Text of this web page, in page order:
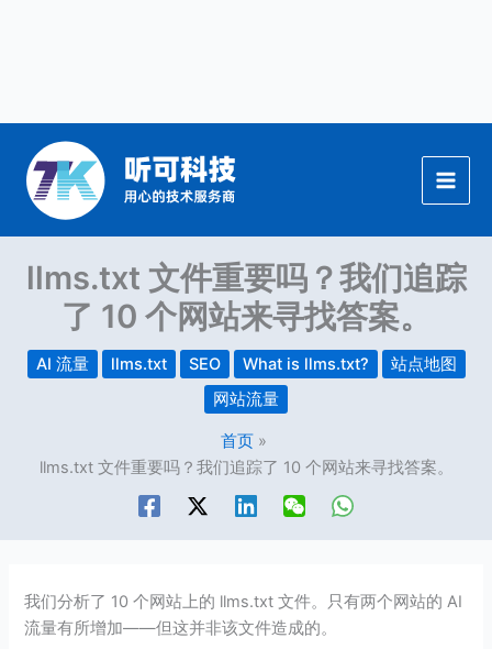
llms.txt 文件重要吗？我们追踪
了 10 个网站来寻找答案。
AI 流量 llms.txt SEO What is llms.txt?
站点地图
网站流量
首页
llms.txt 文件重要吗？我们追踪了 10 个网站来寻找答案。
我们分析了 10 个网站上的 llms.txt 文件。只有两个网站的 AI
流量有所增加——但这并非该文件造成的。